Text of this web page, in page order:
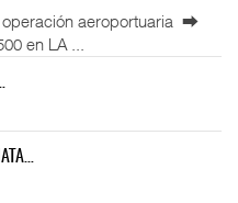
aeroportuaria ⮕
en LA ...